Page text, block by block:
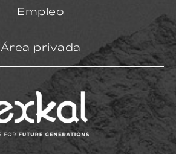
Empleo
Área privada